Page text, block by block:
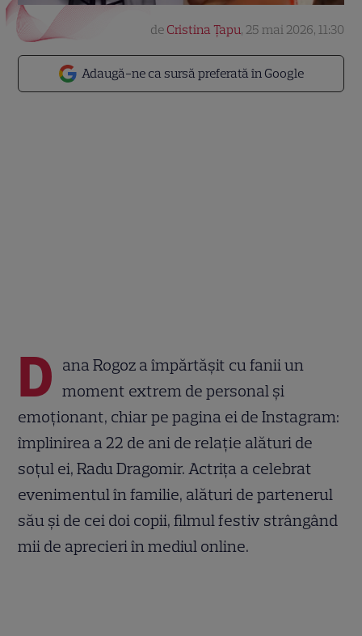
Adaugă-ne ca sursă preferată în Google
de Cristina Țapu, 25 mai 2026, 11:30
D ana Rogoz a împărtășit cu fanii un
moment extrem de personal și
emoționant, chiar pe pagina ei de Instagram:
împlinirea a 22 de ani de relație alături de
soțul ei, Radu Dragomir. Actrița a celebrat
evenimentul în familie, alături de partenerul
său și de cei doi copii, filmul festiv strângând
mii de aprecieri în mediul online.